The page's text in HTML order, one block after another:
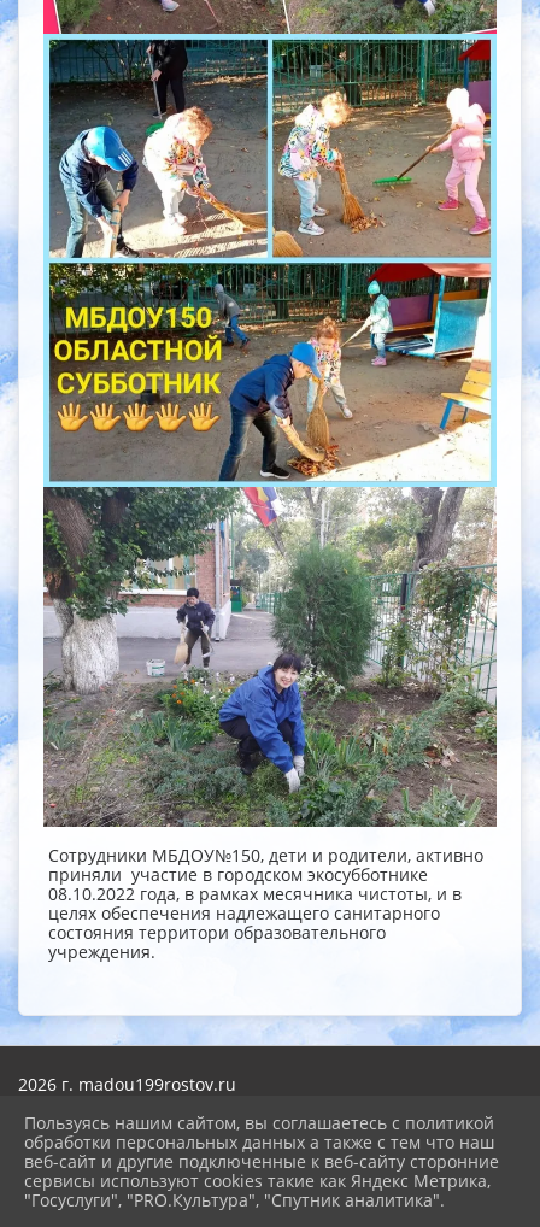
Сотрудники МБДОУ№150, дети и родители, активно
приняли участие в городском экосубботнике
08.10.2022 года, в рамках месячника чистоты, и в
целях обеспечения надлежащего санитарного
состояния территори образовательного
учреждения.
2026 г. madou199rostov.ru
Карта сайта
Политика обработки персональных данных
Сделано на KubCMS
Разработка и поддержка
Пользуясь нашим сайтом, вы соглашаетесь с политикой
обработки персональных данных а также с тем что наш
веб-сайт и другие подключенные к веб-сайту сторонние
сервисы используют cookies такие как Яндекс Метрика,
"Госуслуги", "PRO.Культура", "Спутник аналитика".